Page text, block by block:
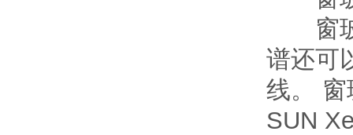
窗玻
谱还可
线。
SUN